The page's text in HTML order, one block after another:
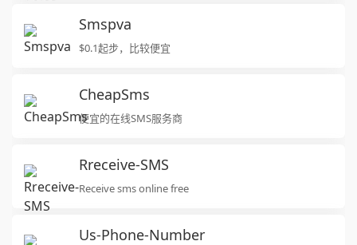
Smspva
$0.1起步，比较便宜
CheapSms
便宜的在线SMS服务商
Rreceive-SMS
Receive sms online free
Us-Phone-Number